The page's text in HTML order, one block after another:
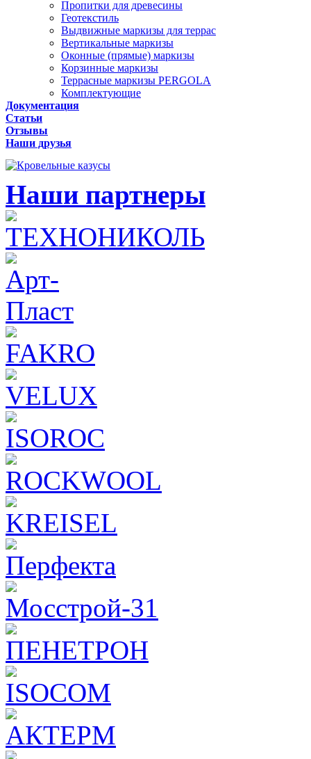
Пропитки для древесины
Геотекстиль
Выдвижные маркизы для террас
Вертикальные маркизы
Оконные (прямые) маркизы
Корзинные маркизы
Террасные маркизы PERGOLA
Комплектующие
Документация
Статьи
Отзывы
Наши друзья
Наши партнеры